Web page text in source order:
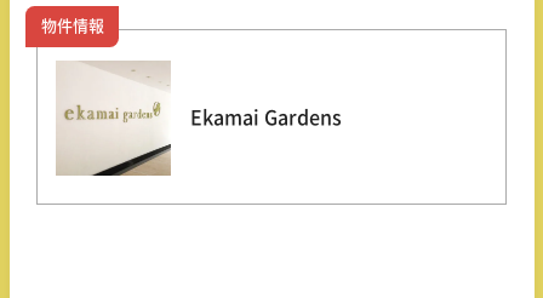
物件情報
Ekamai Gardens